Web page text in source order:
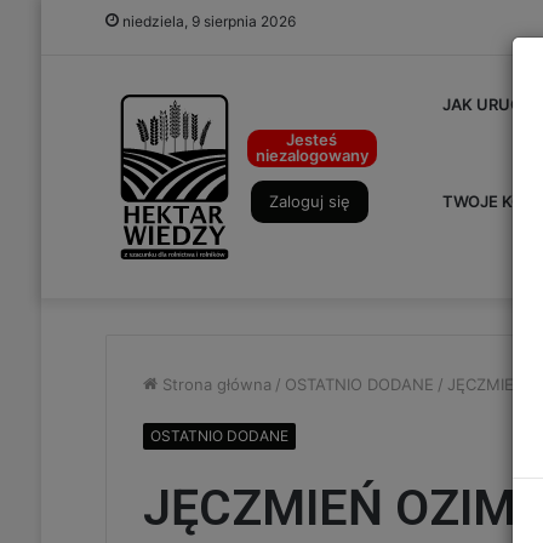
niedziela, 9 sierpnia 2026
Jesteś
niezalogowany
Zaloguj się
JAK
TWOJE
Strona główna / OSTATNIO DODANE / JĘCZMIEŃ
OSTATNIO DODANE
JĘCZMIEŃ